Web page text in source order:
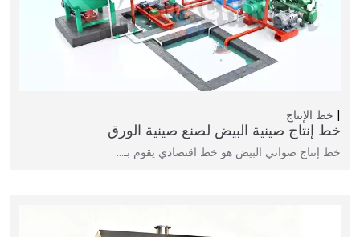
خط الإنتاج
خط إنتاج صينية البيض لصنع صينية الورق
خط إنتاج صواني البيض هو خط اقتصادي يقوم بـ…